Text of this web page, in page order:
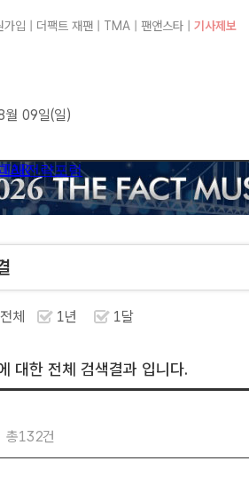
가입 더팩트 재팬 TMA 팬앤스타 기사제보
09일(일)
전체 1년 1달
대한 전체 검색결과 입니다.
총132건